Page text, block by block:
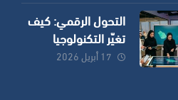
التحول الرقمي: كيف
تغيّر التكنولوجيا
طريقة عمل الشركات
17 أبريل 2026